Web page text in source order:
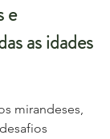
e
as idades
mirandeses,